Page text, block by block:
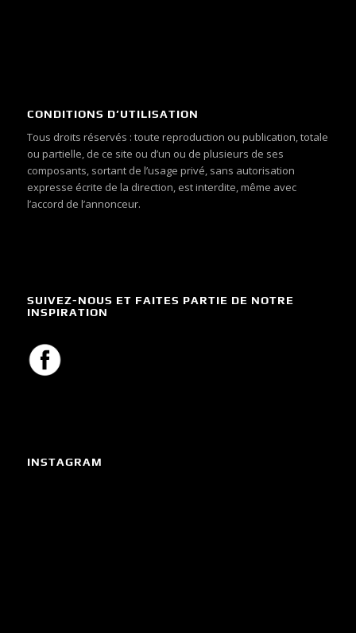
CONDITIONS D’UTILISATION
Tous droits réservés : toute reproduction ou publication, totale
ou partielle, de ce site ou d’un ou de plusieurs de ses
composants, sortant de l’usage privé, sans autorisation
expresse écrite de la direction, est interdite, même avec
l’accord de l’annonceur.
SUIVEZ-NOUS ET FAITES PARTIE DE NOTRE
INSPIRATION
INSTAGRAM